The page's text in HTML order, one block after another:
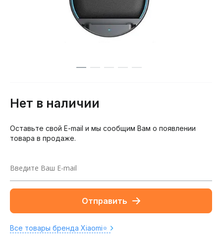
Нет в наличии
Оставьте свой E-mail и мы сообщим Вам о появлении
товара в продаже.
Отправить
Все товары бренда Xiaomi⭐️